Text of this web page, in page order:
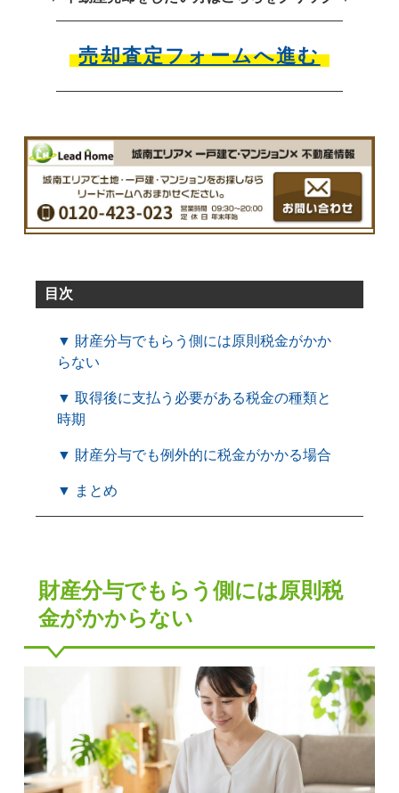
売却査定フォームへ進む
目次
▼ 財産分与でもらう側には原則税金がかか
らない
▼ 取得後に支払う必要がある税金の種類と
時期
▼ 財産分与でも例外的に税金がかかる場合
▼ まとめ
財産分与でもらう側には原則税
金がかからない